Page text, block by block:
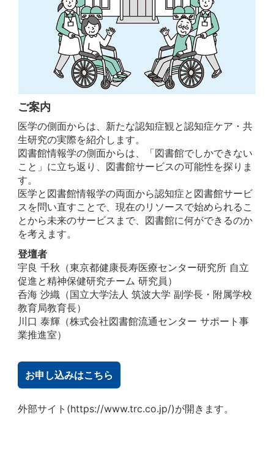
ご案内
医学の側面からは、新たな認知症観と認知症ケア・共
生研究の実際を紹介します。
図書館情報学の側面からは、「図書館でしかできない
こと」に立ち返り、図書館サービスの可能性を探りま
す。
医学と図書館情報学の両面から認知症と図書館サービ
スを問い直すことで、現在のリソースで始められるこ
とから未来のサービスまで、図書館に何ができるのか
を考えます。
登壇者
宇良 千秋（東京都健康長寿医療センター研究所 自立
促進と精神保健研究チーム 研究員）
呑海 沙織（国立大学法人 筑波大学 副学長・附属学校
教育局教育長）
川口 泰輝（株式会社図書館流通センター サポート事
業推進室）
お申し込みはこちら
外部サイト(https://www.trc.co.jp/)が開きます。